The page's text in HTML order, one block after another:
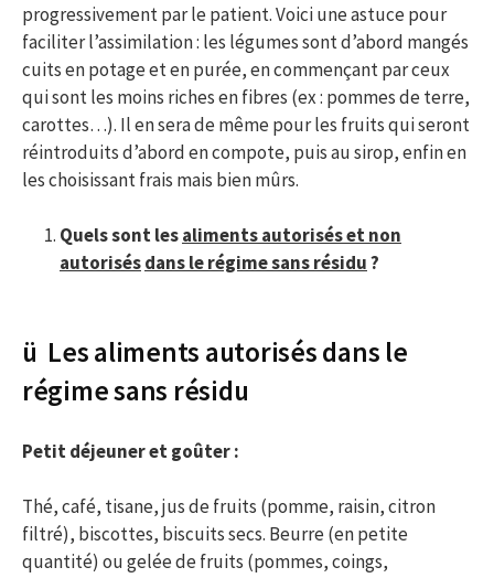
progressivement par le patient. Voici une astuce pour
faciliter l’assimilation : les légumes sont d’abord mangés
cuits en potage et en purée, en commençant par ceux
qui sont les moins riches en fibres (ex : pommes de terre,
carottes…). Il en sera de même pour les fruits qui seront
réintroduits d’abord en compote, puis au sirop, enfin en
les choisissant frais mais bien mûrs.
Quels sont lesaliments autorisés et non
autorisésdans le régime sans résidu?
ü Les aliments autorisés dans le
régime sans résidu
Petit déjeuner et goûter :
Thé, café, tisane, jus de fruits (pomme, raisin, citron
filtré), biscottes, biscuits secs. Beurre (en petite
quantité) ou gelée de fruits (pommes, coings,